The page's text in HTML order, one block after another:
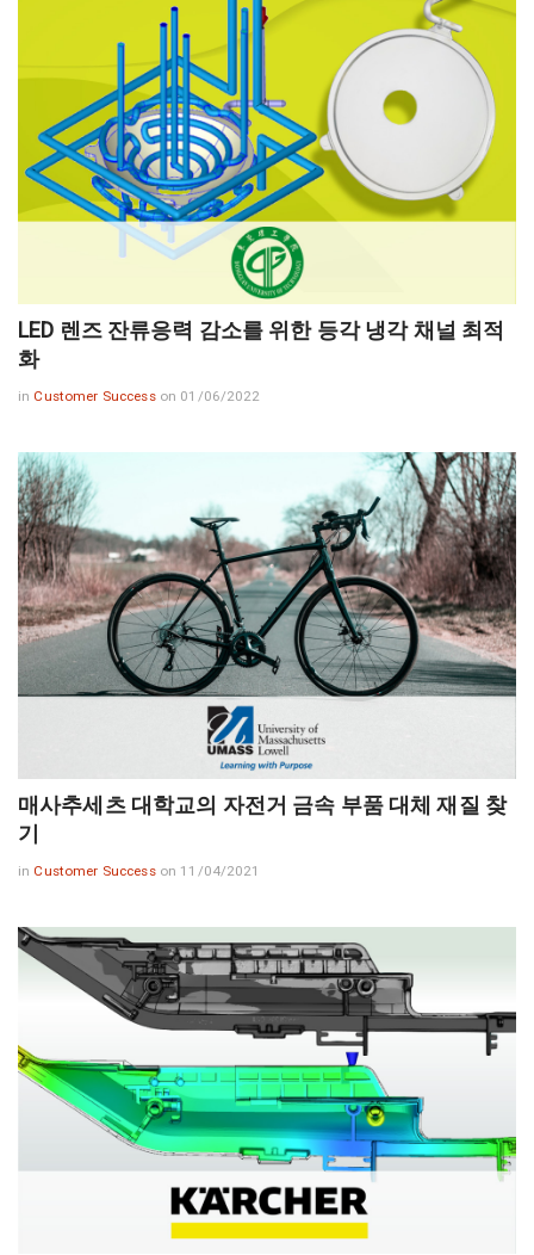
LED 렌즈 잔류응력 감소를 위한 등각 냉각 채널 최적
화
in Customer Success on 01/06/2022
매사추세츠 대학교의 자전거 금속 부품 대체 재질 찾
기
in Customer Success on 11/04/2021